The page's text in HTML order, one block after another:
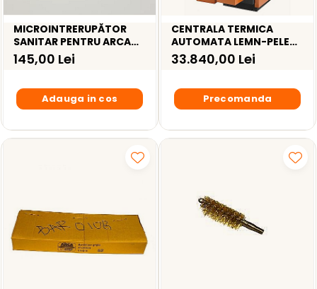
MICROINTRERUPĂTOR
SANITAR PENTRU ARCA
MILENIUM / POCKET I -
MIC0102P1
145,00 Lei
Adauga in cos
CENTRALA TERMICA
AUTOMATA LEMN-PELETI
ARCA LPA DUO MATIC
45RI INOX – 45KW
33.840,00 Lei
Precomanda